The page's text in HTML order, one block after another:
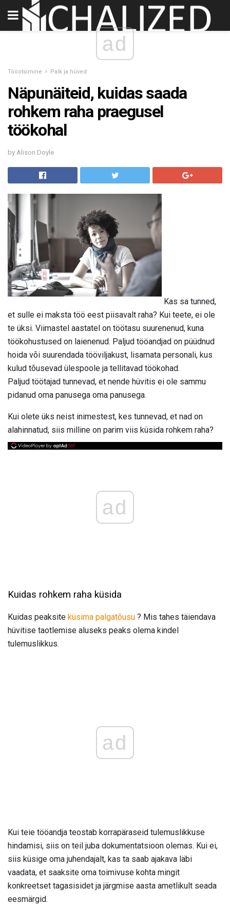
ad
Tööotsimine Palk ja hüved
Näpunäiteid, kuidas saada
rohkem raha praegusel
töökohal
by Alison Doyle
Kas sa tunned,
et sulle ei maksta töö eest piisavalt raha? Kui teete, ei ole
te üksi. Viimastel aastatel on töötasu suurenenud, kuna
töökohustused on laienenud. Paljud tööandjad on püüdnud
hoida või suurendada tööviljakust, lisamata personali, kus
kulud tõusevad ülespoole ja tellitavad töökohad.
Paljud töötajad tunnevad, et nende hüvitis ei ole sammu
pidanud oma panusega oma panusega.
Kui olete üks neist inimestest, kes tunnevad, et nad on
alahinnatud, siis milline on parim viis küsida rohkem raha?
ad
Kuidas rohkem raha küsida
Kuidas peaksite küsima palgatõusu ? Mis tahes täiendava
hüvitise taotlemise aluseks peaks olema kindel
tulemuslikkus.
ad
Kui teie tööandja teostab korrapäraseid tulemuslikkuse
hindamisi, siis on teil juba dokumentatsioon olemas. Kui ei,
siis küsige oma juhendajalt, kas ta saab ajakava läbi
vaadata, et saaksite oma toimivuse kohta mingit
konkreetset tagasisidet ja järgmise aasta ametlikult seada
eesmärgid.